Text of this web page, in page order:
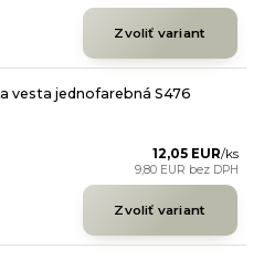
Zvoliť variant
vesta jednofarebná S476
12,05 EUR/ks
9,80 EUR bez DPH
Zvoliť variant